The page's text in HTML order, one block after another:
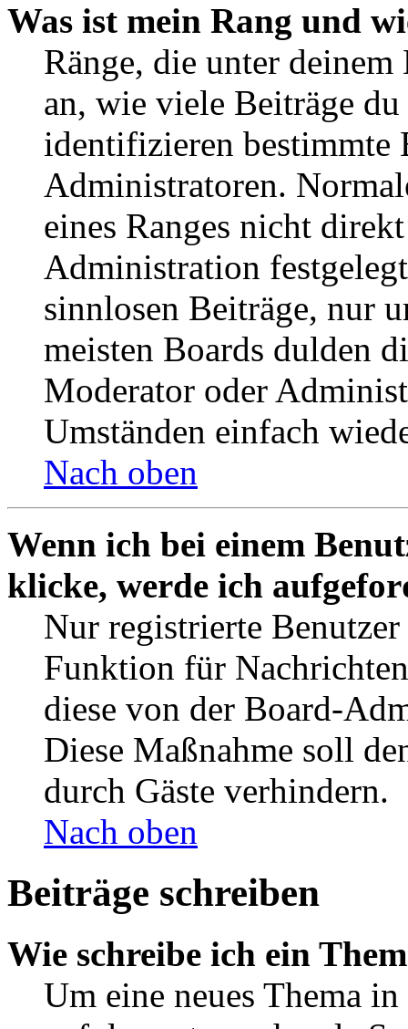
Was ist mein Rang und
Ränge, die unter deinem
an, wie viele Beiträge
identifizieren bestimmte
Administratoren.
eines Ranges nicht
Administration
sinnlosen Beiträge, nur
meisten Boards dulden
Moderator oder
Umständen einfach
Nach oben
Wenn ich bei einem
klicke, werde ich
Nur registrierte
Funktion für
diese von der Board-
Diese Maßnahme soll
durch Gäste verhindern.
Nach oben
Beiträge schreiben
Wie schreibe ich ein
Um eine neues Thema